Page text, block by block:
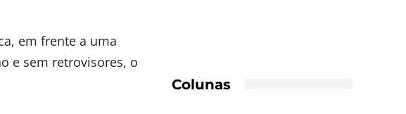
em frente a uma
e sem retrovisores, o
Colunas